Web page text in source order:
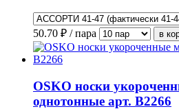
50.70 ₽ / пара
OSKO носки
однотонные арт. В2266